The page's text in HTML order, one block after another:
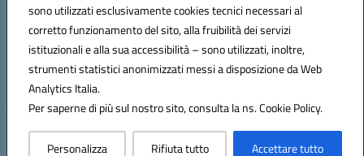
sono utilizzati esclusivamente cookies tecnici necessari al
corretto funzionamento del sito, alla fruibilità dei servizi
istituzionali e alla sua accessibilità – sono utilizzati, inoltre,
strumenti statistici anonimizzati messi a disposizione da Web
Analytics Italia.
Per saperne di più sul nostro sito, consulta la ns. Cookie Policy.
Personalizza Rifiuta tutto Accettare tutto
Codice meccanografico:BATD220004
Codice Indice delle Pubbliche Amministrazioni (IPA): itcvg
Codice unico di fatturazione (CUF): UFIJVU
la scuola è raggiungibile anche al numero: ☎️ 3520316918
Hosting & Powered by 3D Solution S.r.l.
Concept & Design by Designers Italia